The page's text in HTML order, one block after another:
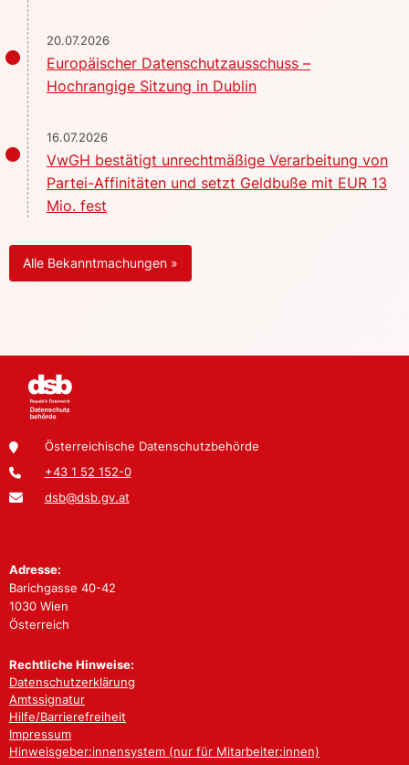
20.07.2026
Europäischer Datenschutzausschuss –
Hochrangige Sitzung in Dublin
16.07.2026
VwGH bestätigt unrechtmäßige Verarbeitung von
Partei-Affinitäten und setzt Geldbuße mit EUR 13
Mio. fest
Alle Bekanntmachungen »
Österreichische Datenschutzbehörde
+43 1 52 152-0
dsb@dsb.gv.at
Adresse:
Barichgasse 40-42
1030 Wien
Österreich
Rechtliche Hinweise:
Datenschutzerklärung
Amtssignatur
Hilfe/Barrierefreiheit
Impressum
Hinweisgeber:innensystem (nur für Mitarbeiter:innen)